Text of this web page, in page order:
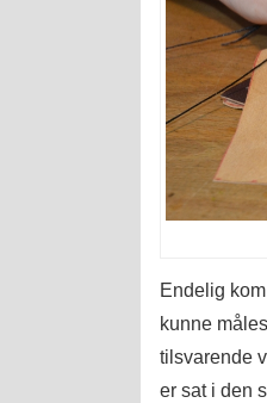
Endelig
kunne
tilsvarende
er sat i den